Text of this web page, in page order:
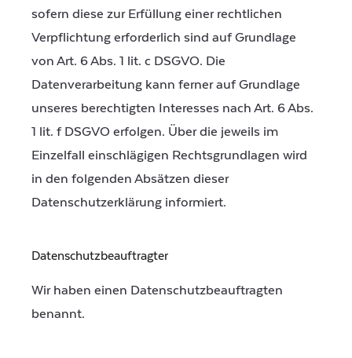
sofern diese zur Erfüllung einer rechtlichen
Verpflichtung erforderlich sind auf Grundlage
von Art. 6 Abs. 1 lit. c DSGVO. Die
Datenverarbeitung kann ferner auf Grundlage
unseres berechtigten Interesses nach Art. 6 Abs.
1 lit. f DSGVO erfolgen. Über die jeweils im
Einzelfall einschlägigen Rechtsgrundlagen wird
in den folgenden Absätzen dieser
Datenschutzerklärung informiert.
Datenschutz­beauftragter
Wir haben einen Datenschutzbeauftragten
benannt.